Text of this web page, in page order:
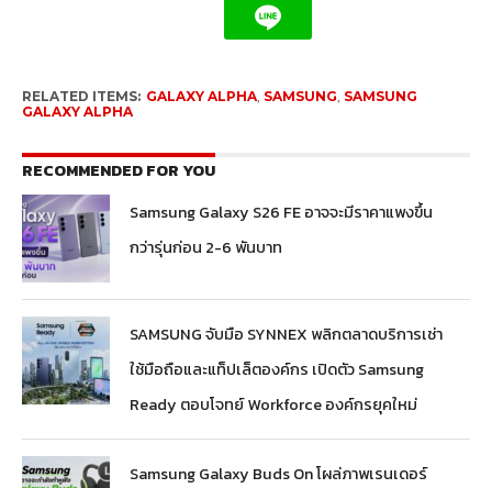
RELATED ITEMS: GALAXY ALPHA, SAMSUNG, SAMSUNG
GALAXY ALPHA
RECOMMENDED FOR YOU
Samsung Galaxy S26 FE อาจจะมีราคาแพงขึ้น
กว่ารุ่นก่อน 2-6 พันบาท
SAMSUNG จับมือ SYNNEX พลิกตลาดบริการเช่า
ใช้มือถือและแท็ปเล็ตองค์กร เปิดตัว Samsung
Ready ตอบโจทย์ Workforce องค์กรยุคใหม่
Samsung Galaxy Buds On โผล่ภาพเรนเดอร์